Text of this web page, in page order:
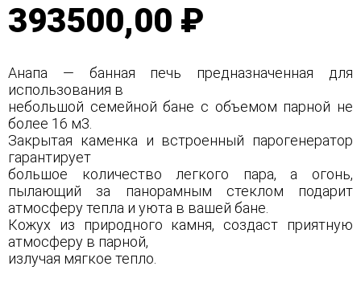
393500,00 ₽
Анапа — банная печь предназначенная для
использования в
небольшой семейной бане с объемом парной не
более 16 м3.
Закрытая каменка и встроенный парогенератор
гарантирует
большое количество легкого пара, а огонь,
пылающий за панорамным стеклом подарит
атмосферу тепла и уюта в вашей бане.
Кожух из природного камня, создаст приятную
атмосферу в парной,
излучая мягкое тепло.